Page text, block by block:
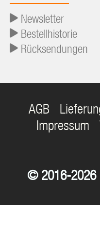
Newsletter
Bestellhistorie
Rücksendungen
AGB
Impressum
© 2016-2026